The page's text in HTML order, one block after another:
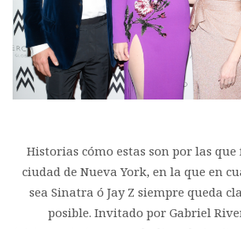
Historias cómo estas son por las que
ciudad de Nueva York, en la que en
sea Sinatra ó Jay Z siempre queda
posible. Invitado por Gabriel